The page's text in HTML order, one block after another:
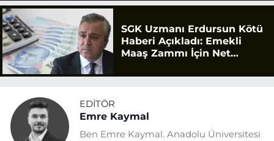
SGK Uzmanı Erdursun Kötü
Haberi Açıkladı: Emekli
Maaş Zammı İçin Net
EDITÖR
Emre Kaymal
Ben Emre Kaymal. Anadolu Üniversitesi